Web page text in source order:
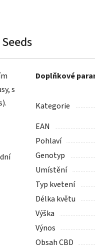
s
Doplňkové
Kategorie
EAN
Pohlaví
Genotyp
Umístění
Typ kvetení
Délka květu
Výška
Výnos
Obsah CBD